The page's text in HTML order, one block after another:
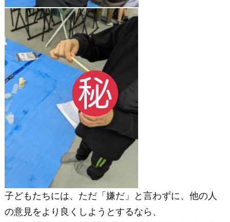
子どもたちには、ただ「嫌だ」と言わずに、他の人
の意見をより良くしようとするなら、